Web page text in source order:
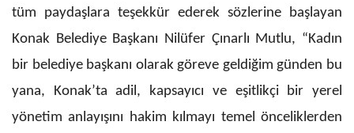
tüm paydaşlara teşekkür ederek sözlerine başlayan
Konak Belediye Başkanı Nilüfer Çınarlı Mutlu, “Kadın
bir belediye başkanı olarak göreve geldiğim günden bu
yana, Konak’ta adil, kapsayıcı ve eşitlikçi bir yerel
yönetim anlayışını hakim kılmayı temel önceliklerden